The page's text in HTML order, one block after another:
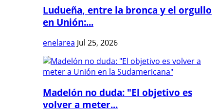
Ludueña, entre la bronca y el orgullo
en Unión:...
enelarea Jul 25, 2026
Madelón no duda: "El objetivo es
volver a meter...